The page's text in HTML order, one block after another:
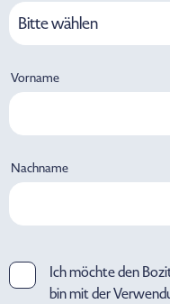
Bitte wählen
Vorname
Nachname
Ich möchte den
bin mit der